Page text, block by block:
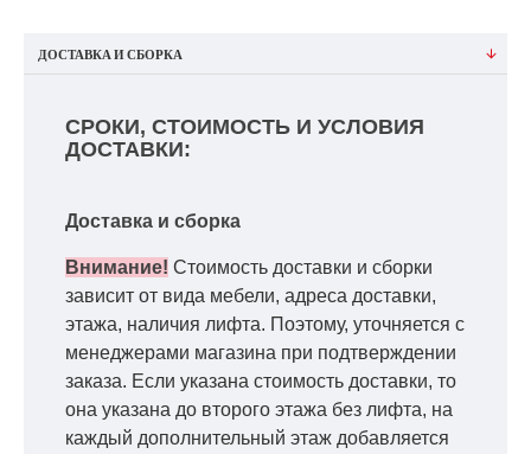
ДОСТАВКА И СБОРКА
СРОКИ, СТОИМОСТЬ И УСЛОВИЯ
ДОСТАВКИ:
Доставка и сборка
Внимание! Стоимость доставки и сборки
зависит от вида мебели, адреса доставки,
этажа, наличия лифта. Поэтому, уточняется с
менеджерами магазина при подтверждении
заказа. Если указана стоимость доставки, то
она указана до второго этажа без лифта, на
каждый дополнительный этаж добавляется